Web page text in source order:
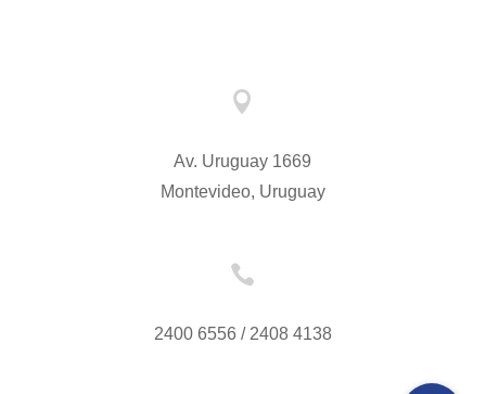

Av. Uruguay 1669
Montevideo, Uruguay

2400 6556 / 2408 4138